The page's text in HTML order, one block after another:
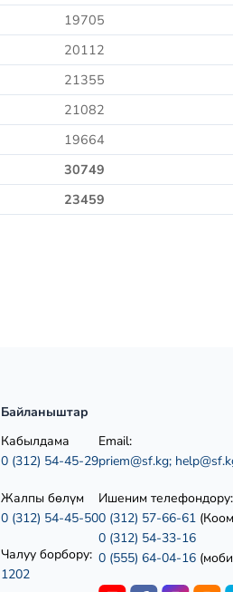
19705
20112
21355
21082
19664
30749
23459
Байланыштар
Кабылдама
0 (312) 54-45-29
Жалпы бөлүм
0 (312) 54-45-50
Чалуу борбору:
1202
Email:
priem@sf.kg;
Ишеним телефондору:
0 (312) 57-66-61
0 (312) 54-33-16
0 (555) 64-04-16